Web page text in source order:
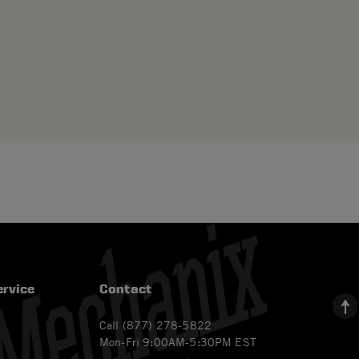
Contact
Call (877) 278-5822
Mon-Fri 9:00AM-5:30PM EST